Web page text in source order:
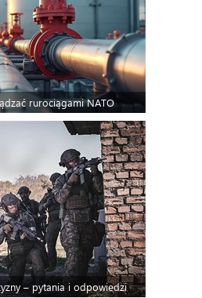
rurociągami NATO
– pytania i odpowiedzi